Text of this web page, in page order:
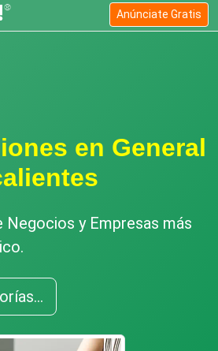
Anúnciate Gratis
en General
y Empresas más